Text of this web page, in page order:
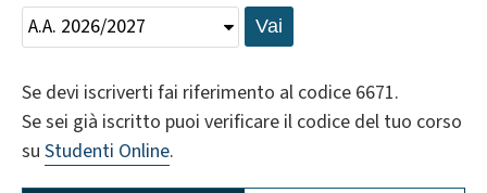
Se devi iscriverti fai riferimento al codice 6671.
Se sei già iscritto puoi verificare il codice del tuo corso
su Studenti Online.
Vai